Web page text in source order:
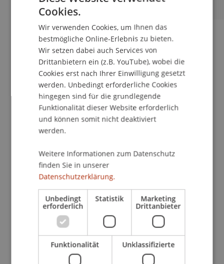
Jetzt bewerben
Wie geht es nach Eingang deiner
Antragstellung weiter?
Schritt 7 — Dein Antrag auf
Zulassung wird von uns
bearbeitet
Schritt 8 — Entscheidungen und
die Semesterrechnung
Cookies.
Wir verwenden Cookies, um Ihnen das
bestmögliche Online-Erlebnis zu bieten.
Wir setzen dabei auch Services von
Drittanbietern ein (z.B. YouTube), wobei die
Cookies erst nach Ihrer Einwilligung gesetzt
werden. Unbedingt erforderliche Cookies
hingegen sind für die grundlegende
Funktionalität dieser Website erforderlich
und können somit nicht deaktiviert
werden.
Weitere Informationen zum Datenschutz
finden Sie in unserer
Datenschutzerklärung.
Unbedingt
erforderlich
Statistik Marketing
Drittanbieter
Funktionalität Unklassifizierte